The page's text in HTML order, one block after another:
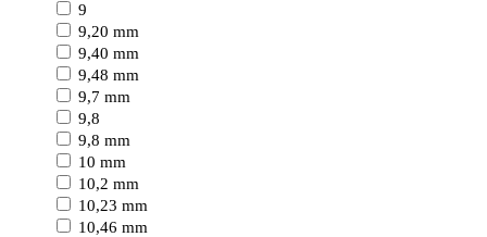
9
9,20 mm
9,40 mm
9,48 mm
9,7 mm
9,8
9,8 mm
10 mm
10,2 mm
10,23 mm
10,46 mm